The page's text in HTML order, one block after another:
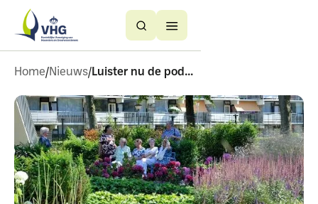
Button
Text
Button
Text
Home Nieuws Luister nu de podcast zorg in de tuin